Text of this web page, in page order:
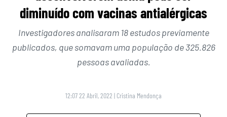
diminuído com vacinas antialérgicas
Investigadores analisaram 18 estudos previamente
publicados, que somavam uma população de 325.826
pessoas avaliadas.
12:07 22 Abril, 2022 | Cristina Mendonça